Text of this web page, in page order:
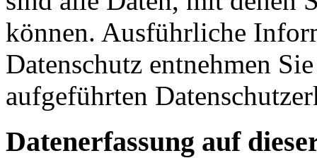
können. Ausführliche
Datenschutz entnehmen
aufgeführten
Datenerfassung auf